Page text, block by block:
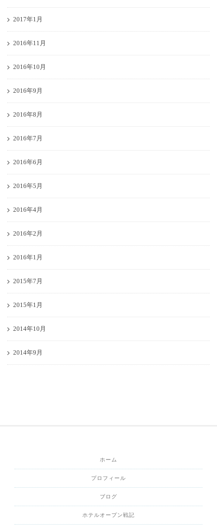
2017年1月
2016年11月
2016年10月
2016年9月
2016年8月
2016年7月
2016年6月
2016年5月
2016年4月
2016年2月
2016年1月
2015年7月
2015年1月
2014年10月
2014年9月
ホーム
プロフィール
ブログ
ホテルオープン戦記